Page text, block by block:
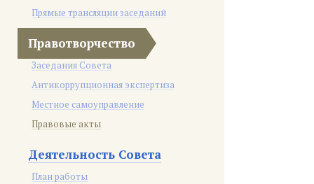
Прямые трансляции заседаний
Правотворчество
Заседания Совета
Антикоррупционная экспертиза
Местное самоуправление
Правовые акты
Деятельность Совета
План работы